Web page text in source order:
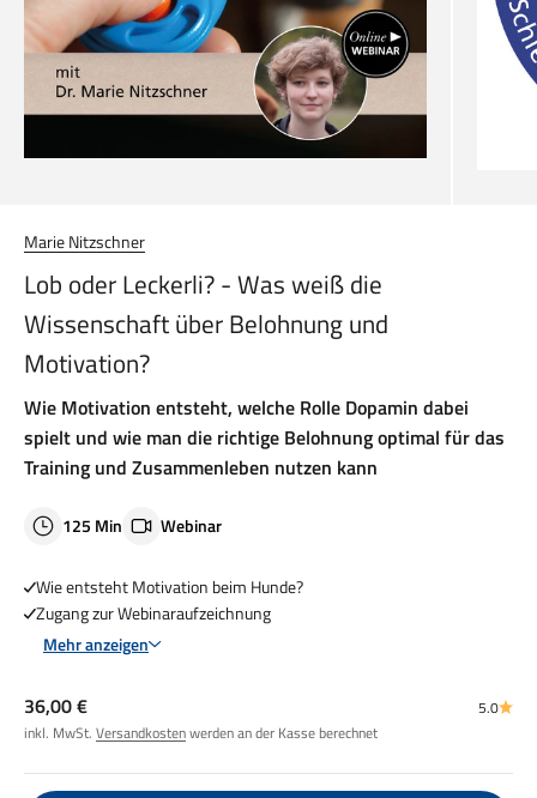
Marie Nitzschner
Lob oder Leckerli? - Was weiß die
Wissenschaft über Belohnung und
Motivation?
Wie Motivation entsteht, welche Rolle Dopamin dabei
spielt und wie man die richtige Belohnung optimal für das
Training und Zusammenleben nutzen kann
125 Min Webinar
Wie entsteht Motivation beim Hunde?
Zugang zur Webinaraufzeichnung
Mehr anzeigen
Angebot
36,00 €
inkl. MwSt. Versandkostenwerden an der Kasse berechnet
5.0